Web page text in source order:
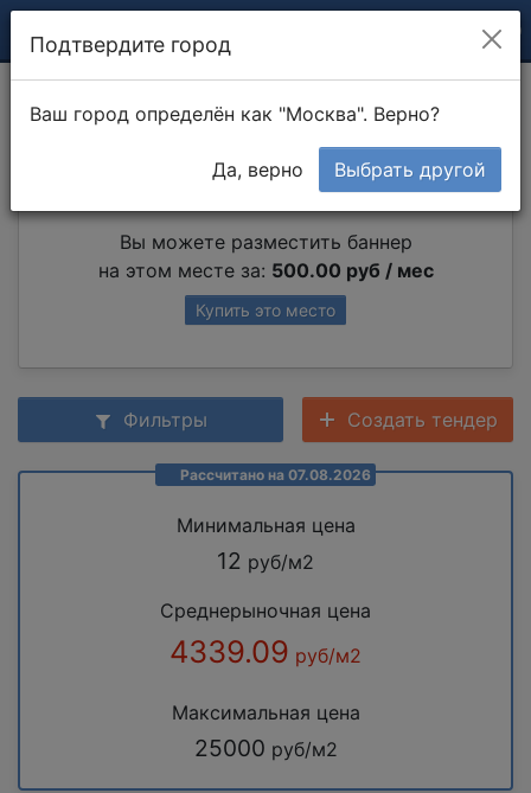
Сварной шов
Вы можете разместить баннер
на этом месте за: 500.00 руб / мес
Купить это место
Фильтры Создать тендер
Рассчитано на 07.08.2026
Минимальная цена
12 руб/м2
Среднерыночная цена
4339.09 руб/м2
Максимальная цена
25000 руб/м2
Подтвердите город
Ваш город определён как "Москва". Верно?
Да, верно Выбрать другой